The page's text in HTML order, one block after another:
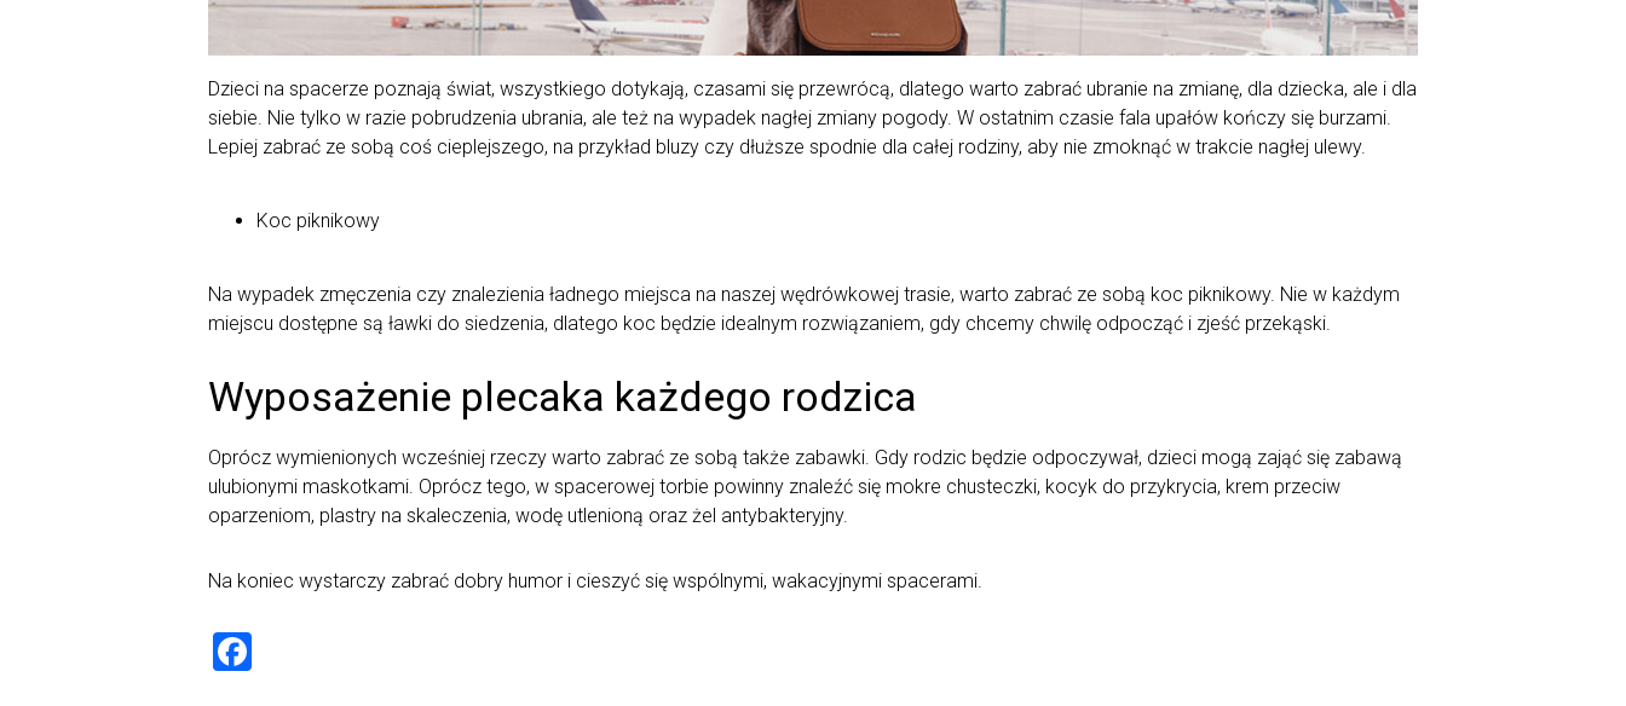
Dzieci na spacerze poznają świat, wszystkiego dotykają, czasami się przewrócą, dlatego warto zabrać ubranie na zmianę, dla dziecka, ale i dla
siebie. Nie tylko w razie pobrudzenia ubrania, ale też na wypadek nagłej zmiany pogody. W ostatnim czasie fala upałów kończy się burzami.
Lepiej zabrać ze sobą coś cieplejszego, na przykład bluzy czy dłuższe spodnie dla całej rodziny, aby nie zmoknąć w trakcie nagłej ulewy.
Koc piknikowy
Na wypadek zmęczenia czy znalezienia ładnego miejsca na naszej wędrówkowej trasie, warto zabrać ze sobą koc piknikowy. Nie w każdym
miejscu dostępne są ławki do siedzenia, dlatego koc będzie idealnym rozwiązaniem, gdy chcemy chwilę odpocząć i zjeść przekąski.
Wyposażenie plecaka każdego rodzica
Oprócz wymienionych wcześniej rzeczy warto zabrać ze sobą także zabawki. Gdy rodzic będzie odpoczywał, dzieci mogą zająć się zabawą
ulubionymi maskotkami. Oprócz tego, w spacerowej torbie powinny znaleźć się mokre chusteczki, kocyk do przykrycia, krem przeciw
oparzeniom, plastry na skaleczenia, wodę utlenioną oraz żel antybakteryjny.
Na koniec wystarczy zabrać dobry humor i cieszyć się wspólnymi, wakacyjnymi spacerami.